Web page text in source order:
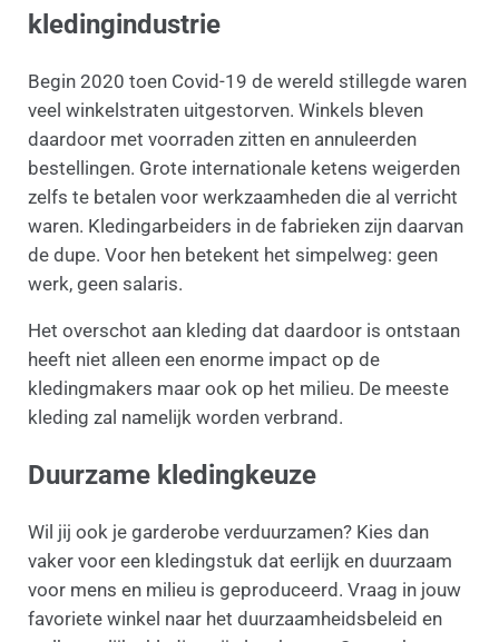
kledingindustrie
Begin 2020 toen Covid-19 de wereld stillegde waren
veel winkelstraten uitgestorven. Winkels bleven
daardoor met voorraden zitten en annuleerden
bestellingen. Grote internationale ketens weigerden
zelfs te betalen voor werkzaamheden die al verricht
waren. Kledingarbeiders in de fabrieken zijn daarvan
de dupe. Voor hen betekent het simpelweg: geen
werk, geen salaris.
Het overschot aan kleding dat daardoor is ontstaan
heeft niet alleen een enorme impact op de
kledingmakers maar ook op het milieu. De meeste
kleding zal namelijk worden verbrand.
Duurzame kledingkeuze
Wil jij ook je garderobe verduurzamen? Kies dan
vaker voor een kledingstuk dat eerlijk en duurzaam
voor mens en milieu is geproduceerd. Vraag in jouw
favoriete winkel naar het duurzaamheidsbeleid en